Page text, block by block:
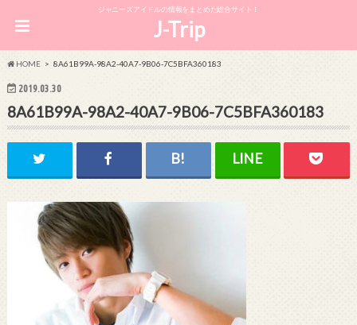
ジャニーズアイドルの情報をまとめた総合サイト！
J-Trip
HOME 8A61B99A-98A2-40A7-9B06-7C5BFA360183
2019.03.30
8A61B99A-98A2-40A7-9B06-7C5BFA360183